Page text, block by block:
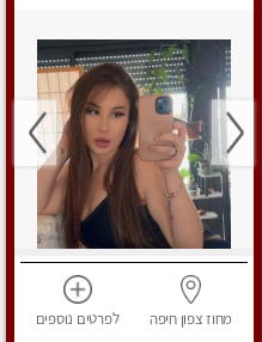
מחוז צפוןחיפה לפרטים נוספים